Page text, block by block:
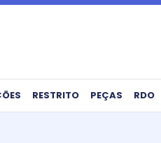
RESTRITO PEÇAS RDO